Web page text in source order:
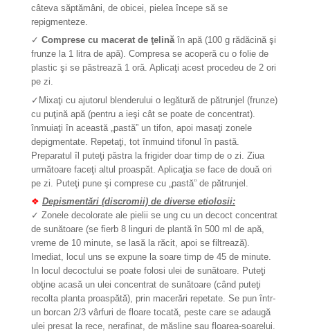
câteva săptămâni, de obicei, pielea începe să se
repigmenteze.
✓ Comprese cu macerat de ţelinăîn apă (100 g rădăcină şi
frunze la 1 litra de apă). Compresa se acoperă cu o folie de
plastic şi se păstrează 1 oră. Aplicaţi acest procedeu de 2 ori
pe zi.
✓ Mixaţi cu ajutorul blenderului o legătură de pătrunjel (frunze)
cu puţină apă (pentru a ieşi cât se poate de concentrat).
înmuiaţi în această „pastă” un tifon, apoi masaţi zonele
depigmentate. Repetaţi, tot înmuind tifonul în pastă.
Preparatul îl puteţi păstra la frigider doar timp de o zi. Ziua
următoare faceţi altul proaspăt. Aplicaţia se face de două ori
pe zi. Puteţi pune şi comprese cu „pastă” de pătrunjel.
❖ Depismentări (discromii) de diverse etiolosii:
✓ Zonele decolorate ale pielii se ung cu un decoct concentrat
de sunătoare (se fierb 8 linguri de plantă în 500 ml de apă,
vreme de 10 minute, se lasă la răcit, apoi se filtrează).
Imediat, locul uns se expune la soare timp de 45 de minute.
In locul decoctului se poate folosi ulei de sunătoare. Puteţi
obţine acasă un ulei concentrat de sunătoare (când puteţi
recolta planta proaspătă), prin macerări repetate. Se pun într-
un borcan 2/3 vârfuri de floare tocată, peste care se adaugă
ulei presat la rece, nerafinat, de măsline sau floarea-soarelui.